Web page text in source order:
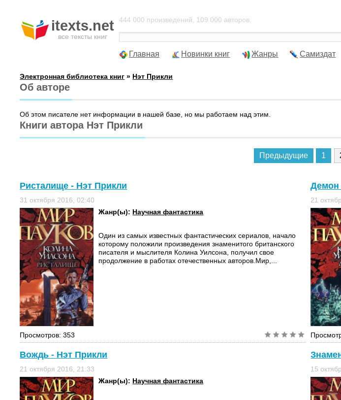
itexts.net
все тексты книг
444 000 произведений, 109 000 авторов.
Главная Новинки книг Жанры Самиздат
Электронная библиотека книг » Нэт Прикли
Об авторе
Об этом писателе нет информации в нашей базе, но мы работаем над этим.
Книги автора Нэт Прикли
Предыдущие 1
Ристалище - Нэт Прикли
31 октября 2016, 02:40
Жанр(ы): Научная фантастика
Один из самых известных фантастических сериалов, начало
которому положили произведения знаменитого британского
писателя и мыслителя Колина Уилсона, получил свое
продолжение в работах отечественных авторов.Мир,...
Просмотров: 353
Демон
21
Вождь - Нэт Прикли
21 октября 2016, 21:33
Жанр(ы): Научная фантастика
15